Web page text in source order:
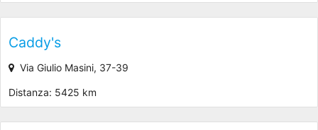
Caddy's
Via Giulio Masini, 37-39
Distanza: 5425 km